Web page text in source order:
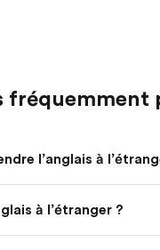
fréquemment
l’anglais à
à l’étranger ?